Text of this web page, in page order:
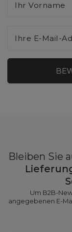
Ihr Vorname
Ihre E-Mail-
Bleiben Sie
Um B2B-
angegebenen E-